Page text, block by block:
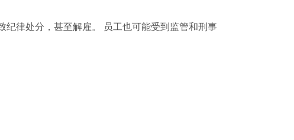
律处分，甚至解雇。 员工也可能受到监管和刑事